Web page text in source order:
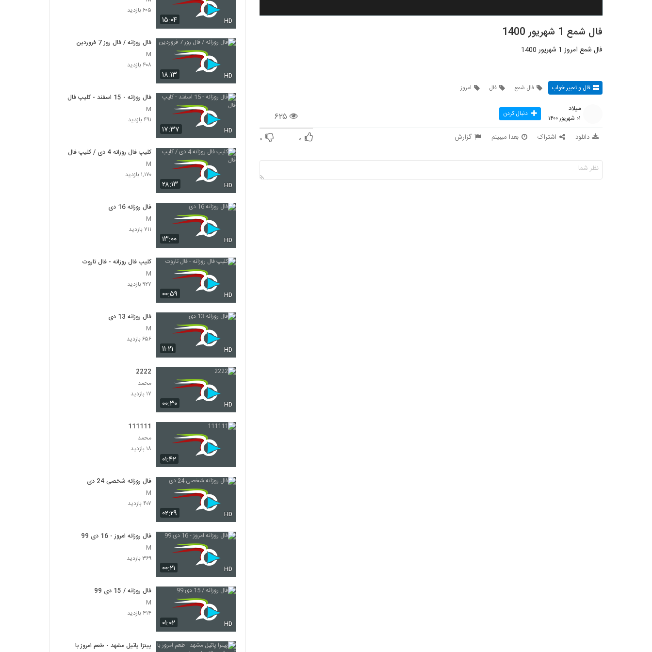
فال شمع 1 شهریور 1400
فال شمع امروز 1 شهریور 1400
فال و تعبیر خواب فال شمع فال امروز
۶۲۵
میلاد
۰۱ شهریور ۱۴۰۰ دنبال کردن
دانلود اشتراک بعدا میبینم گزارش ۰ ۰
۱۵:۰۴ HD
۶۰۵ بازدید
۱۸:۱۳ HD
فال روزانه / فال روز 7 فروردین
M
۴۰۸ بازدید
۱۷:۳۷ HD
فال روزانه - 15 اسفند - کلیپ فال
M
۴۹۱ بازدید
۲۸:۱۳ HD
کلیپ فال روزانه 4 دی / کلیپ فال
M
۱,۱۷۰ بازدید
۱۳:۰۰ HD
فال روزانه 16 دی
M
۷۱۱ بازدید
۰۰:۵۹ HD
کلیپ فال روزانه - فال تاروت
M
۹۲۷ بازدید
۱۱:۲۱ HD
فال روزانه 13 دی
M
۶۵۶ بازدید
۰۰:۳۰ HD
2222
محمد
۱۷ بازدید
۰۱:۴۲
111111
محمد
۱۸ بازدید
۰۲:۲۹ HD
فال روزانه شخصی 24 دی
M
۴۰۷ بازدید
۰۰:۲۱ HD
فال روزانه امروز - 16 دی 99
M
۳۶۹ بازدید
۰۱:۰۲ HD
فال روزانه / 15 دی 99
M
۴۱۴ بازدید
پیتزا پاتیل مشهد - طعم امروز با